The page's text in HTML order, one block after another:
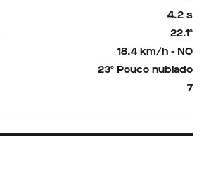
4.2 s
22.1º
18.4 km/h - NO
23º Pouco nublado
7